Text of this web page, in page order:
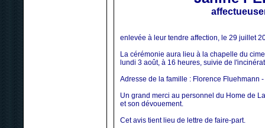
enlevée à leur tendre affection, le 29 juillet
La cérémonie aura lieu à la chapelle du
lundi 3 août, à 16 heures, suivie de
Adresse de la famille : Florence Fluehmann
Un grand merci au personnel du Home de
et son dévouement.
Cet avis tient lieu de lettre de faire-part.